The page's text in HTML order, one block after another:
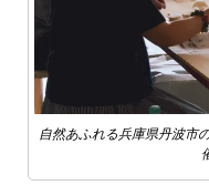
自然あふれる兵庫県丹波市